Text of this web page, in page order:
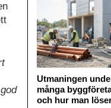
Utmaningen
många
och hur man